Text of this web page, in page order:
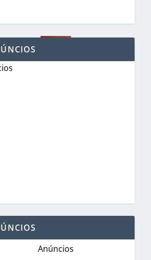
Anúncios